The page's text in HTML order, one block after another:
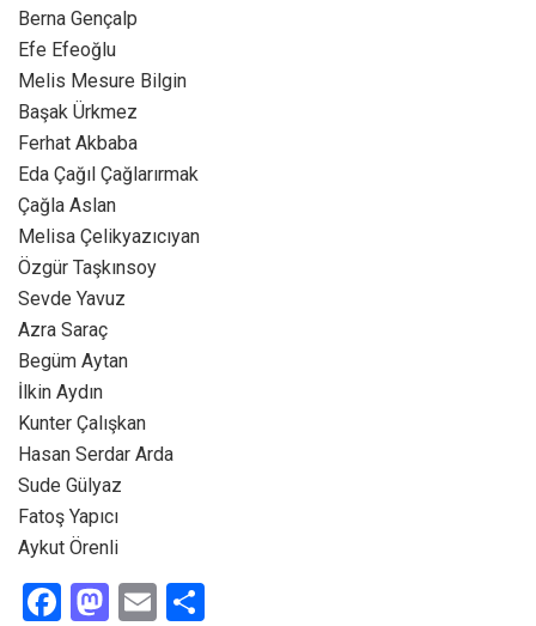
Berna Gençalp
Efe Efeoğlu
Melis Mesure Bilgin
Başak Ürkmez
Ferhat Akbaba
Eda Çağıl Çağlarırmak
Çağla Aslan
Melisa Çelikyazıcıyan
Özgür Taşkınsoy
Sevde Yavuz
Azra Saraç
Begüm Aytan
İlkin Aydın
Kunter Çalışkan
Hasan Serdar Arda
Sude Gülyaz
Fatoş Yapıcı
Aykut Örenli
F
M E